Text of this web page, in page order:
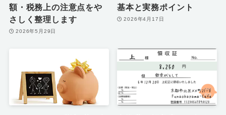
額・税務上の注意点をや
さしく整理します
2026年5月29日
基本と実務ポイント
2026年4月17日